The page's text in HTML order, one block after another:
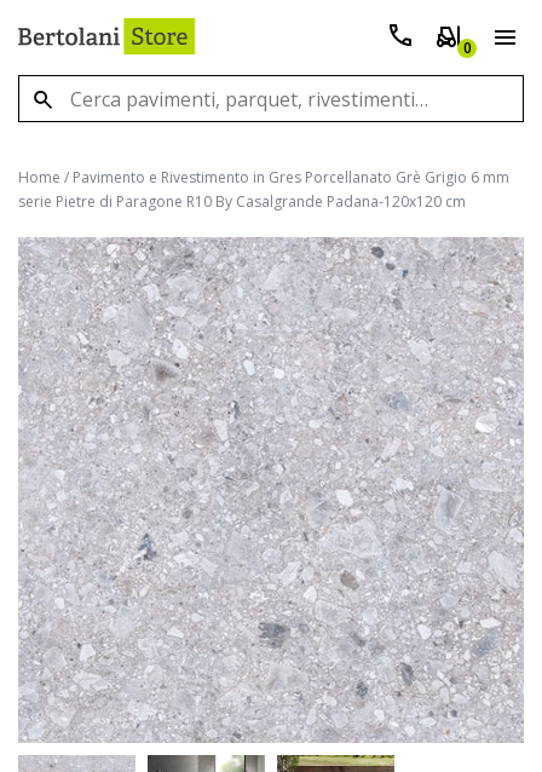
0
Home / Pavimento e Rivestimento in Gres Porcellanato Grè Grigio 6 mm
serie Pietre di Paragone R10 By Casalgrande Padana-120x120 cm